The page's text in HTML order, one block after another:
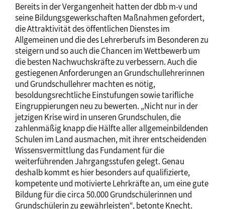
Bereits in der Vergangenheit hatten der dbb m-v und
seine Bildungsgewerkschaften Maßnahmen gefordert,
die Attraktivität des öffentlichen Dienstes im
Allgemeinen und die des Lehrerberufs im Besonderen zu
steigern und so auch die Chancen im Wettbewerb um
die besten Nachwuchskräfte zu verbessern. Auch die
gestiegenen Anforderungen an Grundschullehrerinnen
und Grundschullehrer machten es nötig,
besoldungsrechtliche Einstufungen sowie tarifliche
Eingruppierungen neu zu bewerten. „Nicht nur in der
jetzigen Krise wird in unseren Grundschulen, die
zahlenmäßig knapp die Hälfte aller allgemeinbildenden
Schulen im Land ausmachen, mit ihrer entscheidenden
Wissensvermittlung das Fundament für die
weiterführenden Jahrgangsstufen gelegt. Genau
deshalb kommt es hier besonders auf qualifizierte,
kompetente und motivierte Lehrkräfte an, um eine gute
Bildung für die circa 50.000 Grundschülerinnen und
Grundschülerin zu gewährleisten“, betonte Knecht.